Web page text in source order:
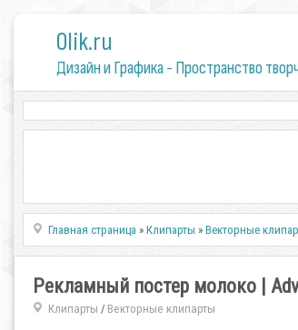
0lik.ru
Дизайн и Графика - Пространство
Главная страница »Клипарты »Векторные
Рекламный постер молоко |
Клипарты / Векторные клипарты